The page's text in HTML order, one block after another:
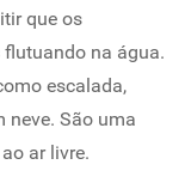
que os
na água.
escalada,
neve. São uma
ar livre.